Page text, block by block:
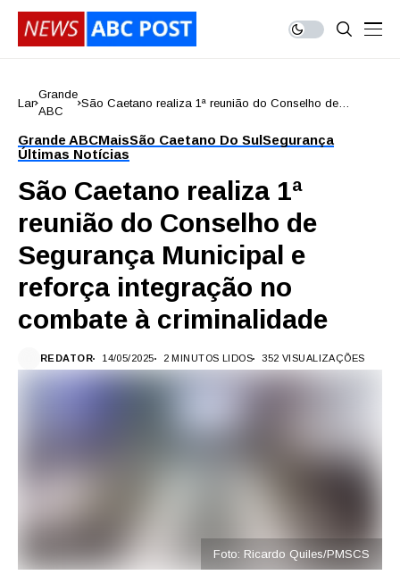
Lar
Grande
ABC
São Caetano realiza 1ª reunião do Conselho de
criminalidade
Grande ABCMaisSão Caetano Do SulSegurança
Últimas Notícias
São Caetano realiza 1ª
reunião do Conselho de
Segurança Municipal e
reforça integração no
combate à criminalidade
REDATOR 14/05/2025 2 MINUTOS LIDOS 352 VISUALIZAÇÕES
Foto: Ricardo Quiles/PMSCS